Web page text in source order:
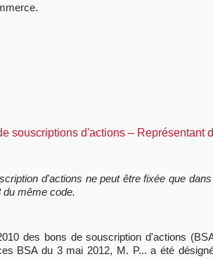
souscriptions d'actions – Représentant
d'actions ne peut être fixée que
du même code.
des bons de souscription d'actions
BSA du 3 mai 2012, M. P... a été